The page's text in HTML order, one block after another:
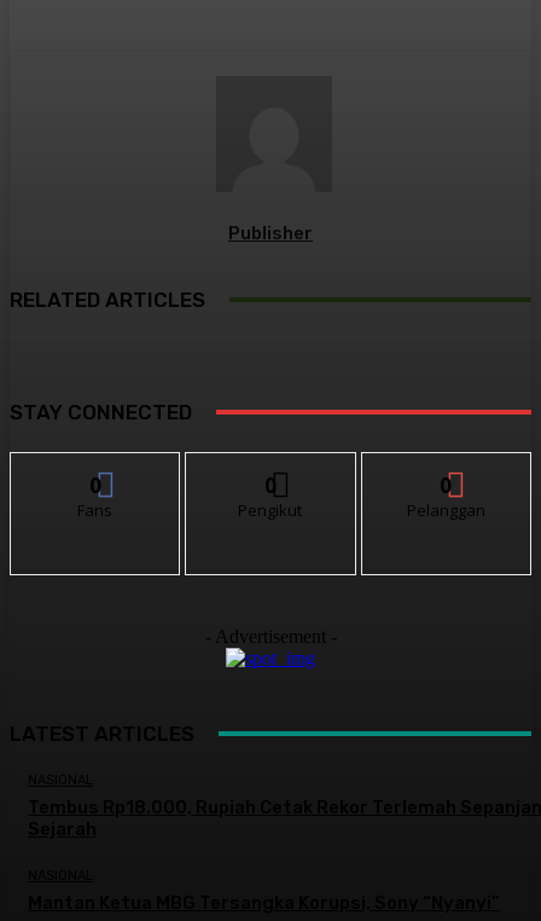
Publisher
RELATED ARTICLES
STAY CONNECTED
0
Fans
0
Pengikut
0
Pelanggan
- Advertisement -
LATEST ARTICLES